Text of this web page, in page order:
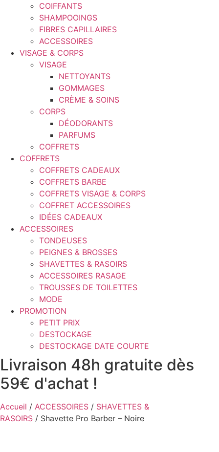
COIFFANTS
SHAMPOOINGS
FIBRES CAPILLAIRES
ACCESSOIRES
VISAGE & CORPS
VISAGE
NETTOYANTS
GOMMAGES
CRÈME & SOINS
CORPS
DÉODORANTS
PARFUMS
COFFRETS
COFFRETS
COFFRETS CADEAUX
COFFRETS BARBE
COFFRETS VISAGE & CORPS
COFFRET ACCESSOIRES
IDÉES CADEAUX
ACCESSOIRES
TONDEUSES
PEIGNES & BROSSES
SHAVETTES & RASOIRS
ACCESSOIRES RASAGE
TROUSSES DE TOILETTES
MODE
PROMOTION
PETIT PRIX
DESTOCKAGE
DESTOCKAGE DATE COURTE
Livraison 48h gratuite dès
59€ d'achat !
Accueil / ACCESSOIRES / SHAVETTES &
RASOIRS / Shavette Pro Barber – Noire